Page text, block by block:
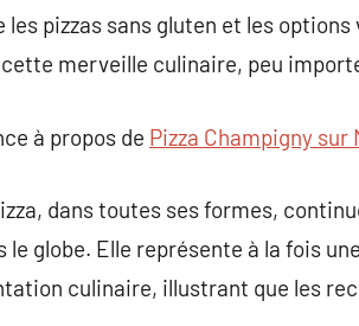
les pizzas sans gluten et les
merveille culinaire, peu
à propos de Pizza Champigny sur
dans toutes ses formes,
le globe. Elle représente à la fois
culinaire, illustrant que les